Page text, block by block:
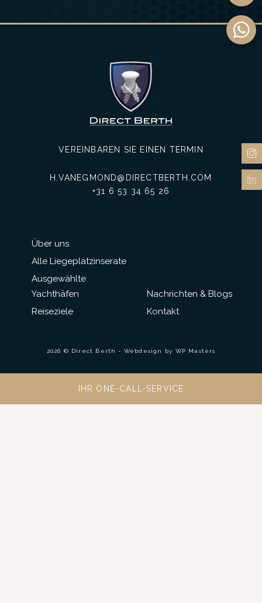
Über uns
Alle Liegeplatzinserate
Ausgewählte
Yachthäfen
Reiseziele
VEREINBAREN SIE EINEN TERMIN
H.VANEGMOND@DIRECTBERTH.COM
+31 6 53 34 65 26
Nachrichten & Blogs
Kontakt
2026 © Direct Berth - Webdesign by WP Masters
IHR ONE-CALL-SERVICE